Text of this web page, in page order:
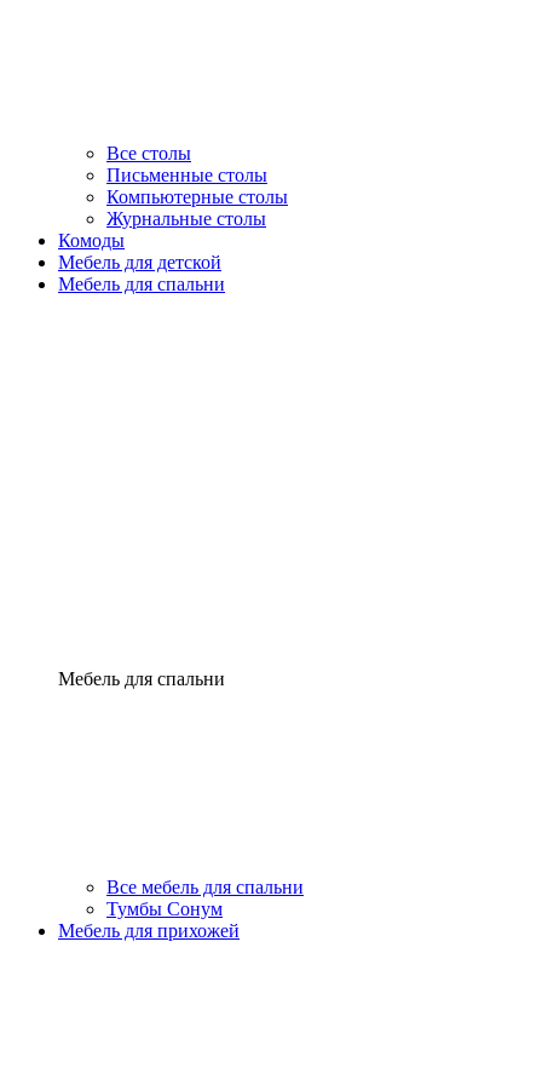
Все столы
Письменные столы
Компьютерные столы
Журнальные столы
Комоды
Мебель для детской
Мебель для спальни
Мебель для спальни
Все мебель для спальни
Тумбы Сонум
Мебель для прихожей